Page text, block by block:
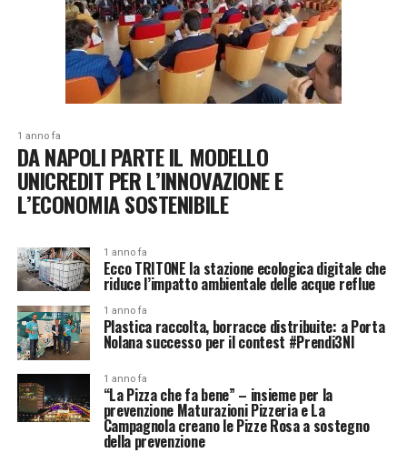
1 anno fa
DA NAPOLI PARTE IL MODELLO
UNICREDIT PER L’INNOVAZIONE E
L’ECONOMIA SOSTENIBILE
1 anno fa
Ecco TRITONE la stazione ecologica digitale che
riduce l’impatto ambientale delle acque reflue
1 anno fa
Plastica raccolta, borracce distribuite: a Porta
Nolana successo per il contest #Prendi3NI
1 anno fa
“La Pizza che fa bene” – insieme per la
prevenzione Maturazioni Pizzeria e La
Campagnola creano le Pizze Rosa a sostegno
della prevenzione